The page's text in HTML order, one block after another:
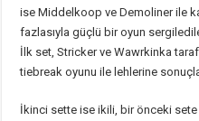
ise Middelkoop ve Demoliner ile
fazlasıyla güçlü bir oyun
İlk set, Stricker ve Wawrkinka
tiebreak oyunu ile lehlerine
İkinci sette ise ikili, bir önceki